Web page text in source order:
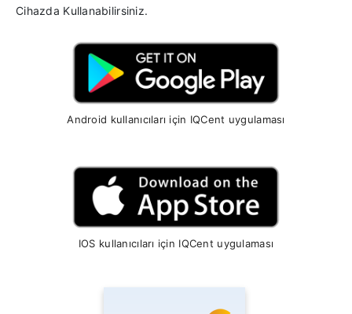
Cihazda Kullanabilirsiniz.
Android kullanıcıları için IQCent uygulaması
IOS kullanıcıları için IQCent uygulaması